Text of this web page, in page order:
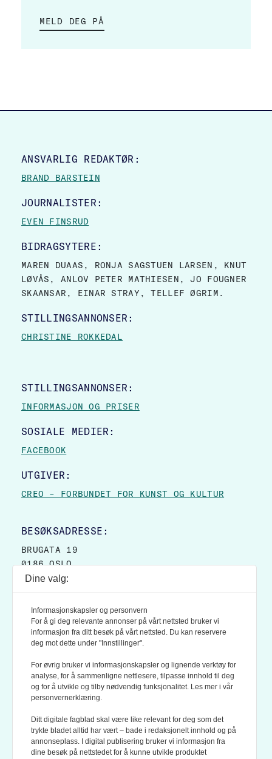
MELD DEG PÅ
SITE FOOTER
ANSVARLIG REDAKTØR:
BRAND BARSTEIN
JOURNALISTER:
EVEN FINSRUD
BIDRAGSYTERE:
MAREN DUAAS, RONJA SAGSTUEN LARSEN, KNUT
LØVÅS, ANLOV PETER MATHIESEN, JO FOUGNER
SKAANSAR, EINAR STRAY, TELLEF ØGRIM.
STILLINGSANNONSER:
CHRISTINE ROKKEDAL
STILLINGSANNONSER:
INFORMASJON OG PRISER
SOSIALE MEDIER:
FACEBOOK
UTGIVER:
CREO – FORBUNDET FOR KUNST OG KULTUR
BESØKSADRESSE:
BRUGATA 19
0186 OSLO
POSTBOKS 9007 GRØNLAND
0133 OSLO
LES OGSÅ:
KONTEKSTS PERSONVERN-POLICY
Dine valg:
Informasjonskapsler og personvern
For å gi deg relevante annonser på vårt nettsted bruker vi
informasjon fra ditt besøk på vårt nettsted. Du kan reservere
deg mot dette under "Innstillinger".
For øvrig bruker vi informasjonskapsler og lignende verktøy for
analyse, for å sammenligne nettlesere, tilpasse innhold til deg
og for å utvikle og tilby nødvendig funksjonalitet. Les mer i vår
personvernerklæring.
Ditt digitale fagblad skal være like relevant for deg som det
trykte bladet alltid har vært – bade i redaksjonelt innhold og på
annonseplass. I digital publisering bruker vi informasjon fra
dine besøk på nettstedet for å kunne utvikle produktet